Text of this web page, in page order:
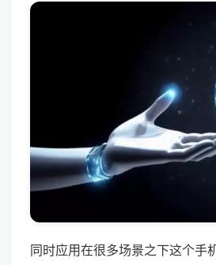
同时应用在很多场景之下这个手